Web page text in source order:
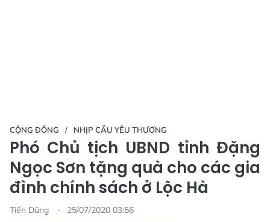
CỘNG ĐỒNG NHỊP CẦU YÊU THƯƠNG
Phó Chủ tịch UBND tỉnh Đặng
Ngọc Sơn tặng quà cho các gia
đình chính sách ở Lộc Hà
Tiến Dũng
25/07/2020 03:56